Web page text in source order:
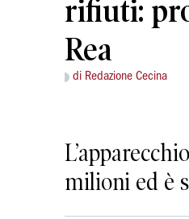
rifiuti:
Rea
di Redazione Cecina
milioni ed è